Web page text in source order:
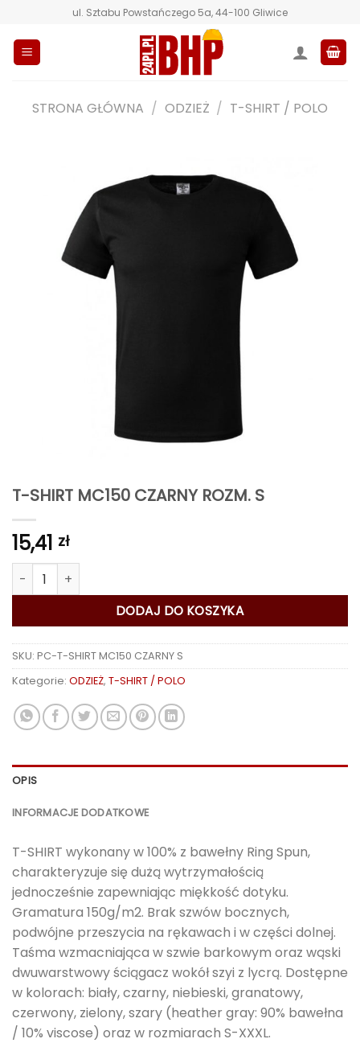
zawartości
ul. Sztabu Powstańczego 5a, 44-100 Gliwice
STRONA GŁÓWNA / ODZIEŻ / T-SHIRT / POLO
T-SHIRT MC150 CZARNY ROZM. S
15,41 zł
ilość T-SHIRT MC150 CZARNY ROZM. S
DODAJ DO KOSZYKA
SKU: PC-T-SHIRT MC150 CZARNY S
Kategorie: ODZIEŻ, T-SHIRT / POLO
OPIS
INFORMACJE DODATKOWE
T-SHIRT wykonany w 100% z bawełny Ring Spun,
charakteryzuje się dużą wytrzymałością
jednocześnie zapewniając miękkość dotyku.
Gramatura 150g/m2. Brak szwów bocznych,
podwójne przeszycia na rękawach i w części dolnej.
Taśma wzmacniająca w szwie barkowym oraz wąski
dwuwarstwowy ściągacz wokół szyi z lycrą. Dostępne
w kolorach: biały, czarny, niebieski, granatowy,
czerwony, zielony, szary (heather gray: 90% bawełna
/ 10% viscose) oraz w rozmiarach S-XXXL.